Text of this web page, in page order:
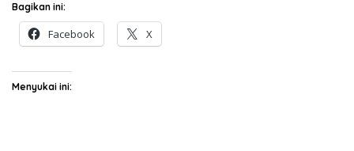
Bagikan ini:
Facebook X
Menyukai ini: